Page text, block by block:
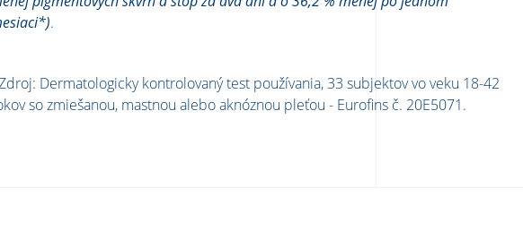
.
Dermatologicky kontrolovaný test používania, 33 subjektov vo veku 18-42
so zmiešanou, mastnou alebo aknóznou pleťou - Eurofins č. 20E5071.